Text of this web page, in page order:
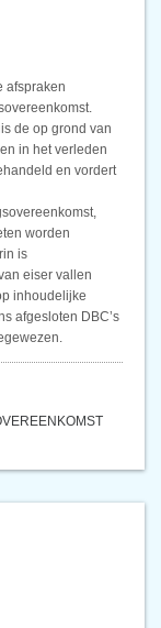
afspraken
de op grond van
in het verleden
en vordert
worden
is
eiser vallen
inhoudelijke
afgesloten DBC’s